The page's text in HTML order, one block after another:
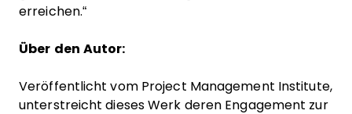
erreichen.“
Über den Autor:
Veröffentlicht vom Project Management Institute,
unterstreicht dieses Werk deren Engagement zur